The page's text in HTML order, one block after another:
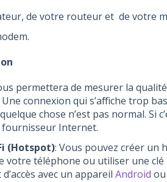
de votre routeur et de votre
permettera de mesurer la
connexion qui s’affiche trop
chose n’est pas normal. Si
Internet.
(Hotspot): Vous pouvez créer un
téléphone ou utiliser une clé
avec un appareil Android ou